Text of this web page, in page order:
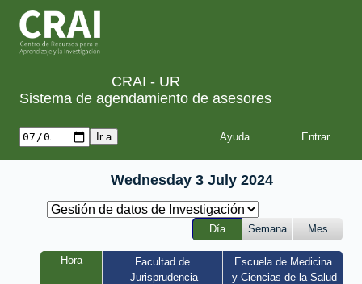
CRAI - UR
Sistema de agendamiento de asesores
Ayuda
Wednesday 3 July 2024
Día Semana Mes
Hora
Facultad de
Jurisprudencia
Escuela de Medicina
y Ciencias de la Salud